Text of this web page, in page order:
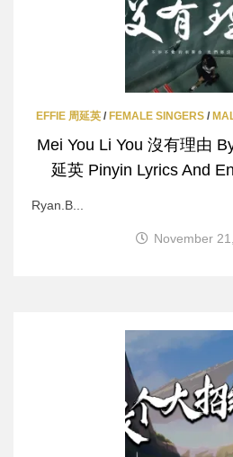
EFFIE 周延英/ FEMALE SINGERS/
Mei You Li You 沒有理由
延英 Pinyin Lyrics And
Ryan.B...
November